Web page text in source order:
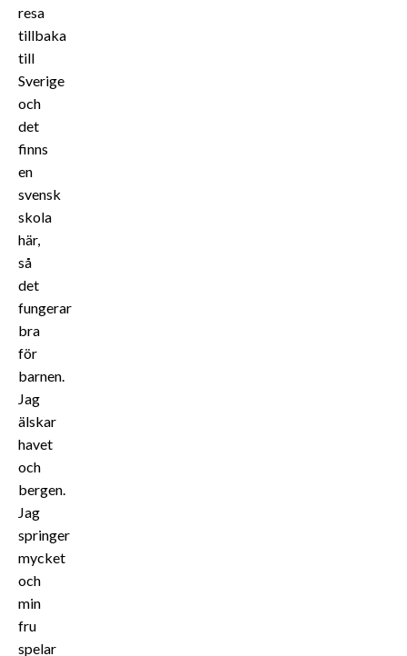
resa
tillbaka
till
Sverige
och
det
finns
en
svensk
skola
här,
så
det
fungerar
bra
för
barnen.
Jag
älskar
havet
och
bergen.
Jag
springer
mycket
och
min
fru
spelar